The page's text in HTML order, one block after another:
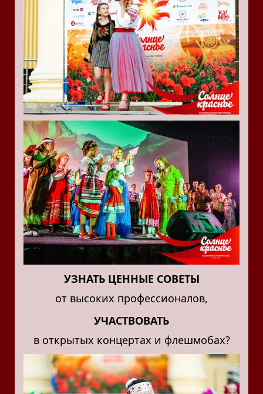
УЗНАТЬ ЦЕННЫЕ СОВЕТЫ
от высоких профессионалов,
УЧАСТВОВАТЬ
в открытых концертах и флешмобах?